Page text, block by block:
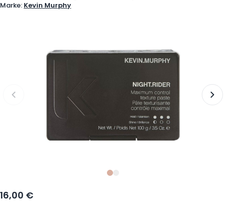
Haarfarbe
Bräunungsprodukte
Lippen
Bartpflege
Schneidzubehör
Haarfarbe
Marke: Kevin Murphy
Slide
16,00 €